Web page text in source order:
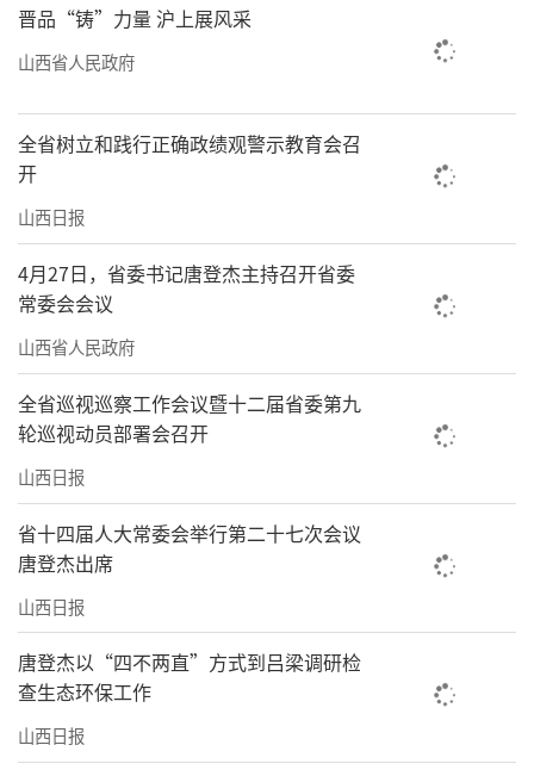
业镇和产业集聚区已达262个，总产值超过2083
亿元。它们如同一颗颗璀璨的珍珠，散落在三
活力的迸发，源于深刻的自我革新。面对
市场，专业镇走的是“人机并举”、提质增效
之路。祁县连续出台专项政策，引导企业引入
5G智能化生产线，目前已上马自动生产线18
条，一个班组日产量从3000只提升到1万余只。
同时，口吹玻璃的绝技被保留，用于制作售价
高达3000元一只的高端精品。在定襄，法兰锻
造企业通过“5G+智能制造”，将风电法兰的产
品直径从5米提升到8米，人均产值提升近
25%。智能制造与传统匠心在这里并非取代关
系，而是相辅相成，共同支撑产业迈向中高
端。
政府的角色是精准赋能。省级财政每年拿
出5亿元作为专业镇发展资金，并推行“一镇一
策”的差异化培育。清徐老陈醋专业镇建设国
家级食醋产品检验研究中心和省级重点实验
晋品“铸”力量 沪上展风采
山西省人民政府
全省树立和践行正确政绩观警示教育会召
开
山西日报
4月27日，省委书记唐登杰主持召开省委
常委会会议
山西省人民政府
全省巡视巡察工作会议暨十二届省委第九
轮巡视动员部署会召开
山西日报
省十四届人大常委会举行第二十七次会议
唐登杰出席
山西日报
唐登杰以“四不两直”方式到吕梁调研检
查生态环保工作
山西日报